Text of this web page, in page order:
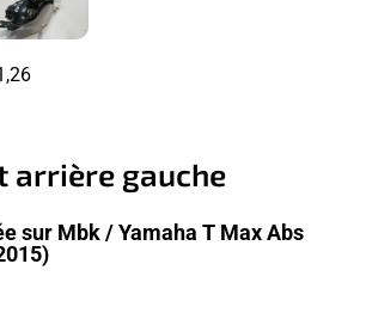
arrière gauche
sur Mbk / Yamaha T Max Abs